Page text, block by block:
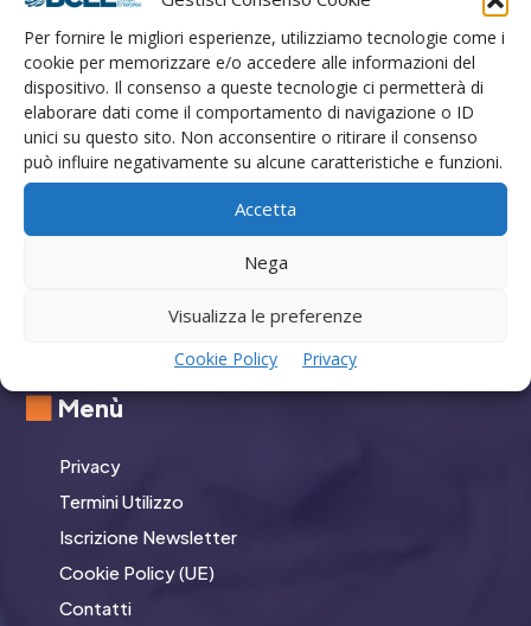
Per fornire le migliori esperienze, utilizziamo tecnologie come i
cookie per memorizzare e/o accedere alle informazioni del
dispositivo. Il consenso a queste tecnologie ci permetterà di
elaborare dati come il comportamento di navigazione o ID
unici su questo sito. Non acconsentire o ritirare il consenso
può influire negativamente su alcune caratteristiche e funzioni.
Accetta
Nega
Visualizza le preferenze
Cookie Policy Privacy
E-mail info@bcee.it
Cod. Fiscale P.IVA IT02762930424
Cap. Sociale 500.000,00 euro
REA TR113132
GO
Menù
Privacy
Termini Utilizzo
Iscrizione Newsletter
Cookie Policy (UE)
Contatti